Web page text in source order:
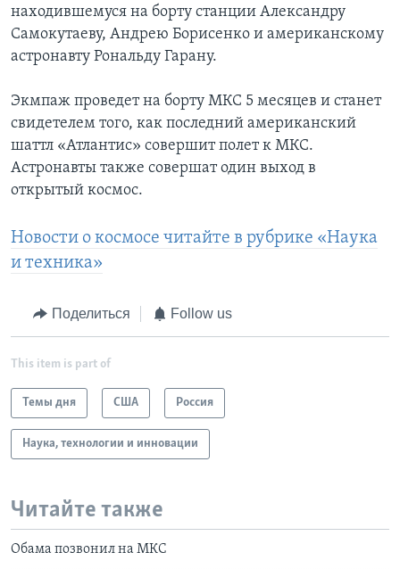
находившемуся на борту станции Александру
Самокутаеву, Андрею Борисенко и американскому
астронавту Рональду Гарану.
Экмпаж проведет на борту МКС 5 месяцев и станет
свидетелем того, как последний американский
шаттл «Атлантис» совершит полет к МКС.
Астронавты также совершат один выход в
открытый космос.
Новости о космосе читайте в рубрике «Наука
и техника»
Поделиться Follow us
This item is part of
Темы дня США Россия
Наука, технологии и инновации
Читайте также
Обама позвонил на МКС